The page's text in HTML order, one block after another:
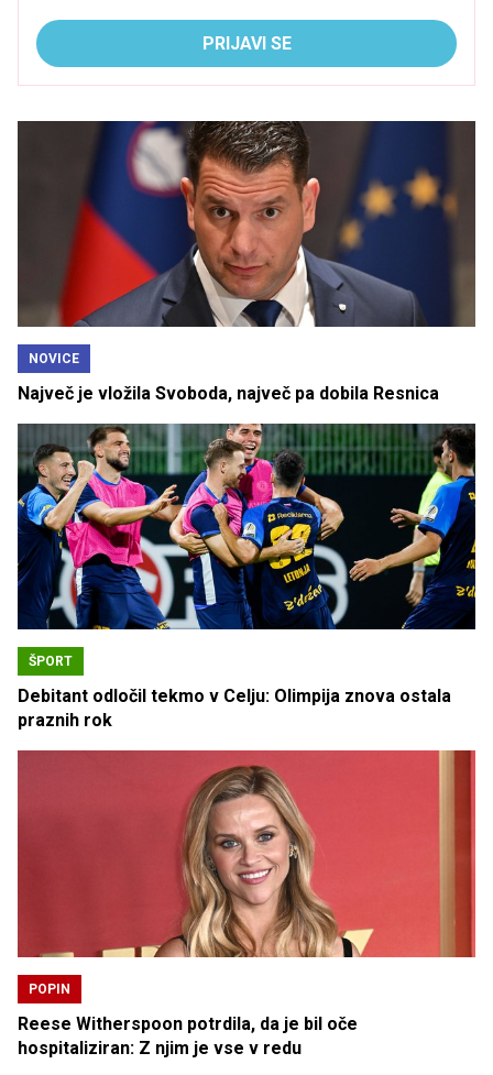
PRIJAVI SE
NOVICE
Največ je vložila Svoboda, največ pa dobila Resnica
ŠPORT
Debitant odločil tekmo v Celju: Olimpija znova ostala
praznih rok
POPIN
Reese Witherspoon potrdila, da je bil oče
hospitaliziran: Z njim je vse v redu